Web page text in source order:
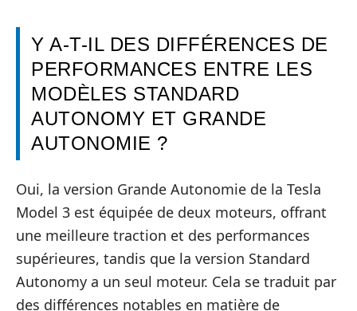
Y A-T-IL DES DIFFÉRENCES DE
PERFORMANCES ENTRE LES
MODÈLES STANDARD
AUTONOMY ET GRANDE
AUTONOMIE ?
Oui, la version Grande Autonomie de la Tesla
Model 3 est équipée de deux moteurs, offrant
une meilleure traction et des performances
supérieures, tandis que la version Standard
Autonomy a un seul moteur. Cela se traduit par
des différences notables en matière de